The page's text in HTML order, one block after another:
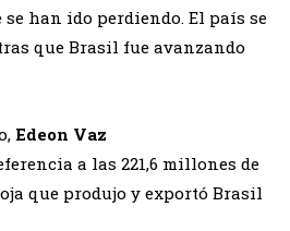
han ido perdiendo. El país se
que Brasil fue avanzando
Edeon Vaz
a las 221,6 millones de
que produjo y exportó Brasil